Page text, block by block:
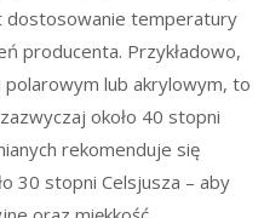
dostosowanie temperatury
producenta. Przykładowo,
polarowym lub akrylowym, to
około 40 stopni
rekomenduje się
30 stopni Celsjusza – aby